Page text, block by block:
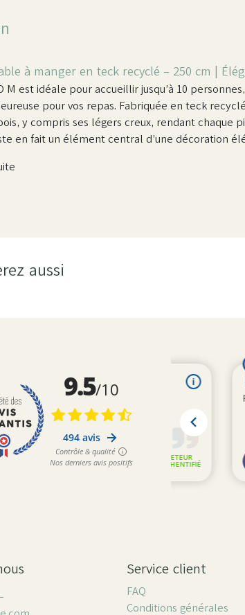
à manger en teck recyclé – 250 cm |
M est idéale pour accueillir jusqu’à 10
pour vos repas. Fabriquée en teck
y compris ses légers creux, rendant chaque
en fait un élément central d’une décoration
aussi
Service client
FAQ
Conditions générales